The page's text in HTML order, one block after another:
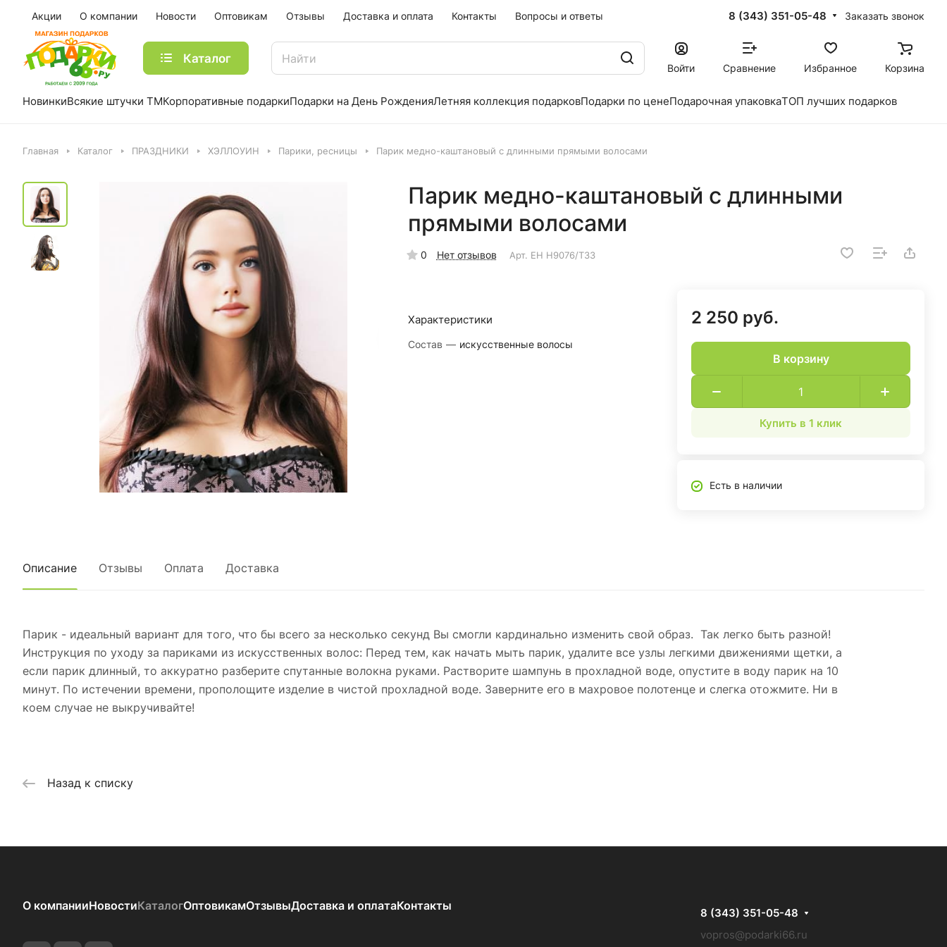
Акции О компании Новости Оптовикам Отзывы Доставка и оплата Контакты Вопросы и ответы 8 (343) 351-05-48 Заказать звонок
Каталог
Войти Сравнение Избранное Корзина
НовинкиВсякие штучки ТМКорпоративные подаркиПодарки на День РожденияЛетняя коллекция подарковПодарки по ценеПодарочная упаковкаТОП лучших подарков
Главная Каталог ПРАЗДНИКИ ХЭЛЛОУИН Парики, ресницы Парик медно-каштановый с длинными прямыми волосами
Парик медно-каштановый с длинными
прямыми волосами
0 Нет отзывов Арт. EH H9076/Т33
Характеристики
Состав — искусственные волосы
2 250 руб.
В корзину
Купить в 1 клик
Есть в наличии
Описание Отзывы Оплата Доставка
Парик - идеальный вариант для того, что бы всего за несколько секунд Вы смогли кардинально изменить свой образ. Так легко быть разной!
Инструкция по уходу за париками из искусственных волос: Перед тем, как начать мыть парик, удалите все узлы легкими движениями щетки, а
если парик длинный, то аккуратно разберите спутанные волокна руками. Растворите шампунь в прохладной воде, опустите в воду парик на 10
минут. По истечении времени, прополощите изделие в чистой прохладной воде. Заверните его в махровое полотенце и слегка отожмите. Ни в
коем случае не выкручивайте!
Назад к списку
О компанииНовостиКаталогОптовикамОтзывыДоставка и оплатаКонтакты
8 (343) 351-05-48
vopros@podarki66.ru